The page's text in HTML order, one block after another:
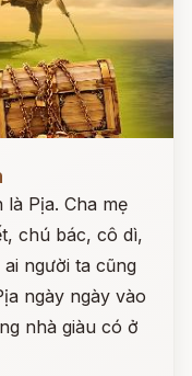
Pịa. Cha mẹ
chú bác, cô dì,
người ta cũng
ngày ngày vào
nhà giàu có ở